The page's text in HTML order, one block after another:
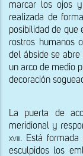
marcar los ojos
realizada de
posibilidad de que
rostros humanos
del ábside se
un arco de medio
decoración
La puerta de
xviii. Está
esculpidos los